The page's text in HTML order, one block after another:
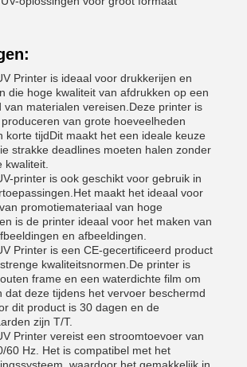
Printer is ideaal voor drukkerijen en
die hoge kwaliteit van afdrukken op een
van materialen vereisen.Deze printer is
van grote hoeveelheden
korte tijdDit maakt het een ideale keuze
strakke deadlines moeten halen zonder
kwaliteit.
printer is ook geschikt voor gebruik in
maakt het ideaal voor
promotiemateriaal van hoge
is de printer ideaal voor het maken van
en afbeeldingen.
Printer is een CE-gecertificeerd product
kwaliteitsnormen.De printer is
frame en een waterdichte film om
dat deze tijdens het vervoer beschermd
dit product is 30 dagen en de
zijn T/T.
Printer vereist een stroomtoevoer van
60 Hz. Het is compatibel met het